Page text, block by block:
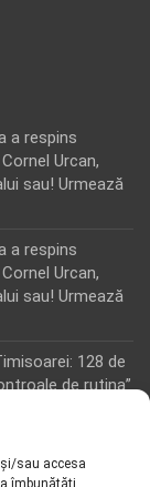
sau accesa
îmbunătăți
a respins
Urcan,
sau! Urmează
a respins
Urcan,
sau! Urmează
128 de
de rutina”
fraudei cu
pentru